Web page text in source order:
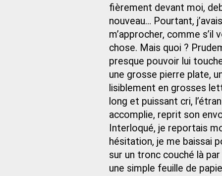
fièrement devant moi,
nouveau… Pourtant,
m’approcher, comme
chose. Mais quoi ?
presque pouvoir lui
une grosse pierre plate,
lisiblement en grosses
long et puissant cri,
accomplie, reprit son
Interloqué, je reportais
hésitation, je me baissai
sur un tronc couché là
une simple feuille de